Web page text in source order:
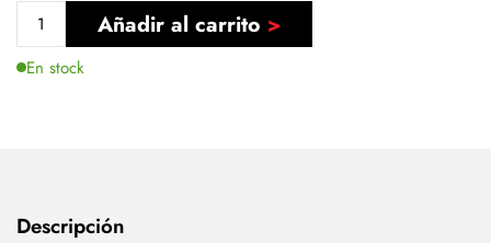
Añadir al carrito
En stock
Descripción